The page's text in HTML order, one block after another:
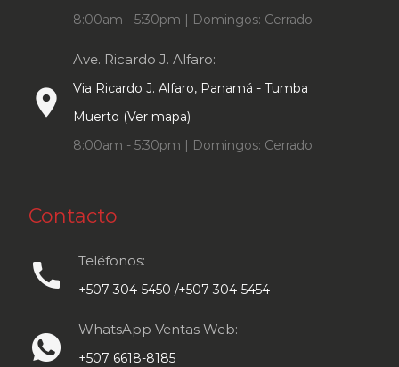
8:00am - 5:30pm | Domingos: Cerrado
place
Ave. Ricardo J. Alfaro:
Via Ricardo J. Alfaro, Panamá - Tumba
Muerto (Ver mapa)
8:00am - 5:30pm | Domingos: Cerrado
Contacto
call Teléfonos:
+507 304-5450 /+507 304-5454
WhatsApp Ventas Web:
+507 6618-8185